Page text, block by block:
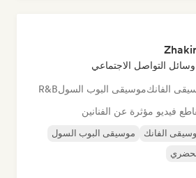
التواصل الاجتماعي
الفانكموسيقى البوب السولR&B
فيديو مؤثرة عن الفنانين
الفانك
موسيقى البوب السول